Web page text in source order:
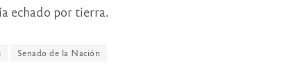
echado por tierra.
Senado de la Nación